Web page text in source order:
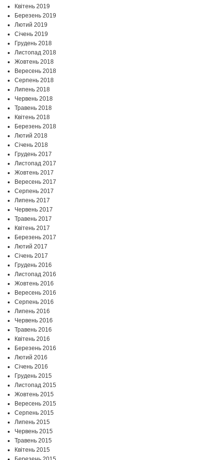
Квітень 2019
Березень 2019
Лютий 2019
Січень 2019
Грудень 2018
Листопад 2018
Жовтень 2018
Вересень 2018
Серпень 2018
Липень 2018
Червень 2018
Травень 2018
Квітень 2018
Березень 2018
Лютий 2018
Січень 2018
Грудень 2017
Листопад 2017
Жовтень 2017
Вересень 2017
Серпень 2017
Липень 2017
Червень 2017
Травень 2017
Квітень 2017
Березень 2017
Лютий 2017
Січень 2017
Грудень 2016
Листопад 2016
Жовтень 2016
Вересень 2016
Серпень 2016
Липень 2016
Червень 2016
Травень 2016
Квітень 2016
Березень 2016
Лютий 2016
Січень 2016
Грудень 2015
Листопад 2015
Жовтень 2015
Вересень 2015
Серпень 2015
Липень 2015
Червень 2015
Травень 2015
Квітень 2015